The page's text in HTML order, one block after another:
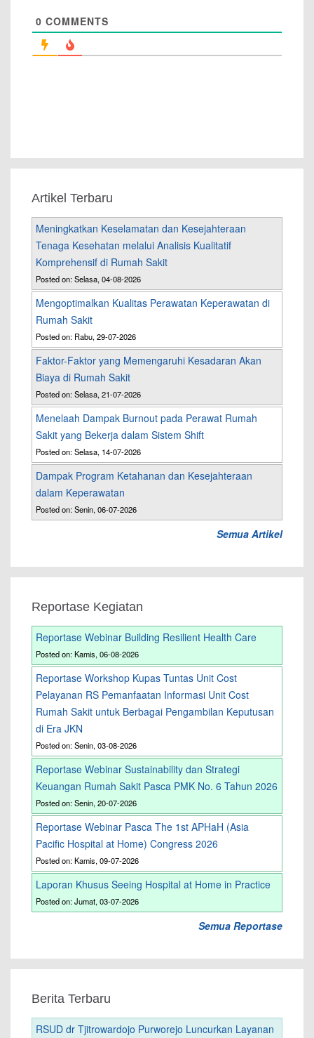
0 COMMENTS
Artikel Terbaru
Meningkatkan Keselamatan dan Kesejahteraan
Tenaga Kesehatan melalui Analisis Kualitatif
Komprehensif di Rumah Sakit
Posted on: Selasa, 04-08-2026
Mengoptimalkan Kualitas Perawatan Keperawatan di
Rumah Sakit
Posted on: Rabu, 29-07-2026
Faktor-Faktor yang Memengaruhi Kesadaran Akan
Biaya di Rumah Sakit
Posted on: Selasa, 21-07-2026
Menelaah Dampak Burnout pada Perawat Rumah
Sakit yang Bekerja dalam Sistem Shift
Posted on: Selasa, 14-07-2026
Dampak Program Ketahanan dan Kesejahteraan
dalam Keperawatan
Posted on: Senin, 06-07-2026
Semua Artikel
Reportase Kegiatan
Reportase Webinar Building Resilient Health Care
Posted on: Kamis, 06-08-2026
Reportase Workshop Kupas Tuntas Unit Cost
Pelayanan RS Pemanfaatan Informasi Unit Cost
Rumah Sakit untuk Berbagai Pengambilan Keputusan
di Era JKN
Posted on: Senin, 03-08-2026
Reportase Webinar Sustainability dan Strategi
Keuangan Rumah Sakit Pasca PMK No. 6 Tahun 2026
Posted on: Senin, 20-07-2026
Reportase Webinar Pasca The 1st APHaH (Asia
Pacific Hospital at Home) Congress 2026
Posted on: Kamis, 09-07-2026
Laporan Khusus Seeing Hospital at Home in Practice
Posted on: Jumat, 03-07-2026
Semua Reportase
Berita Terbaru
RSUD dr Tjitrowardojo Purworejo Luncurkan Layanan